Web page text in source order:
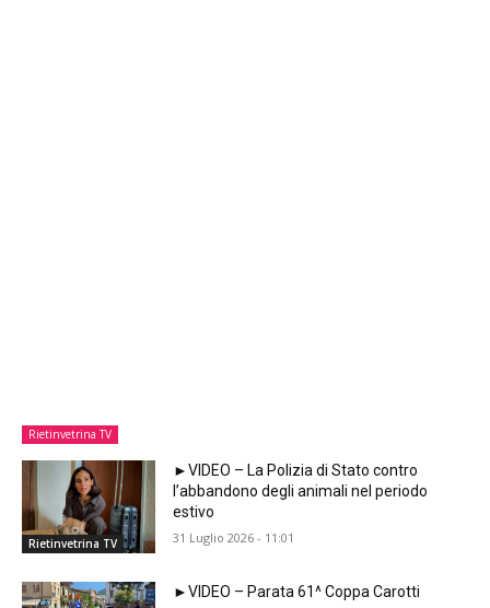
Rietinvetrina TV
Rietinvetrina TV
►VIDEO – La Polizia di Stato contro
l’abbandono degli animali nel periodo
estivo
31 Luglio 2026 - 11:01
►VIDEO – Parata 61^ Coppa Carotti